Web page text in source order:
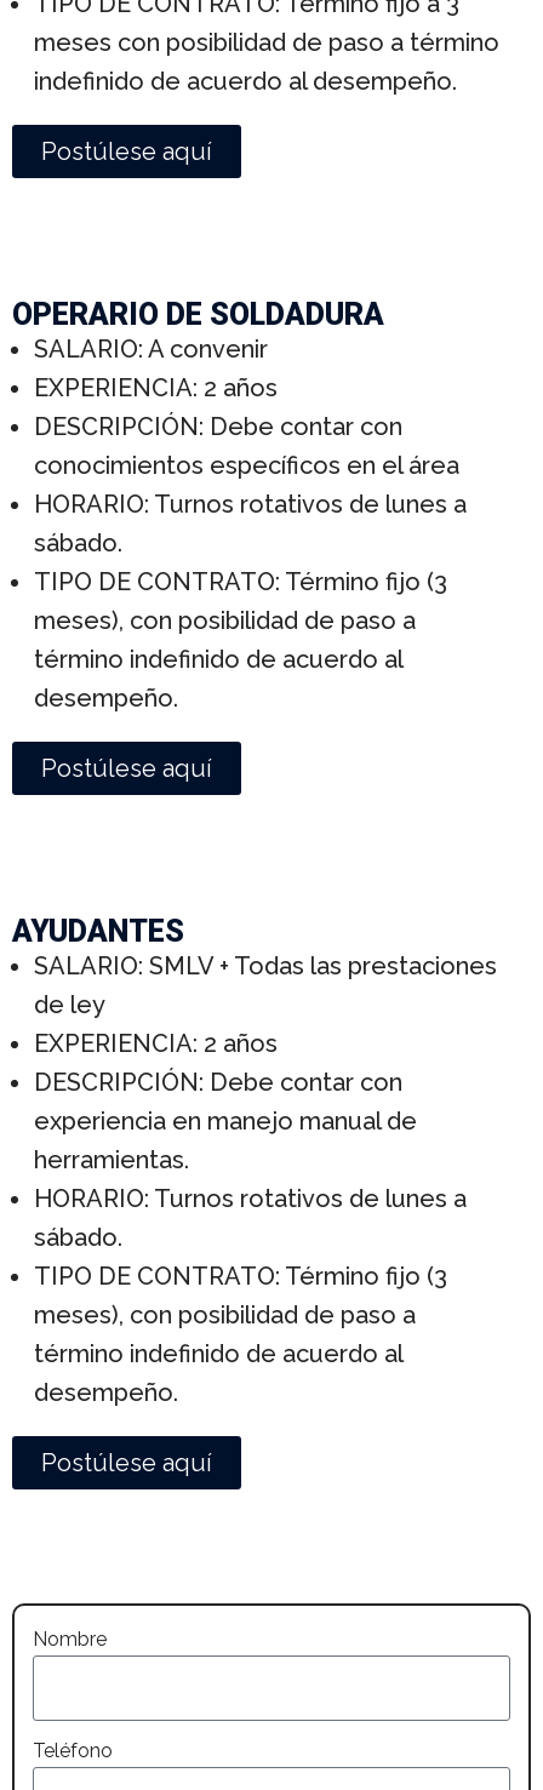
meses con posibilidad de paso a término
indefinido de acuerdo al desempeño.
Postúlese aquí
OPERARIO DE SOLDADURA
SALARIO: A convenir
EXPERIENCIA: 2 años
DESCRIPCIÓN: Debe contar con
conocimientos específicos en el área
HORARIO: Turnos rotativos de lunes a
sábado.
TIPO DE CONTRATO: Término fijo (3
meses), con posibilidad de paso a
término indefinido de acuerdo al
desempeño.
Postúlese aquí
AYUDANTES
SALARIO: SMLV + Todas las prestaciones
de ley
EXPERIENCIA: 2 años
DESCRIPCIÓN: Debe contar con
experiencia en manejo manual de
herramientas.
HORARIO: Turnos rotativos de lunes a
sábado.
TIPO DE CONTRATO: Término fijo (3
meses), con posibilidad de paso a
término indefinido de acuerdo al
desempeño.
Postúlese aquí
Nombre
Teléfono